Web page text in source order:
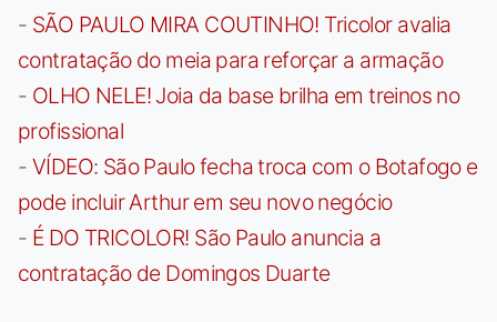
- SÃO PAULO MIRA COUTINHO! Tricolor avalia
contratação do meia para reforçar a armação
- OLHO NELE! Joia da base brilha em treinos no
profissional
- VÍDEO: São Paulo fecha troca com o Botafogo e
pode incluir Arthur em seu novo negócio
- É DO TRICOLOR! São Paulo anuncia a
contratação de Domingos Duarte